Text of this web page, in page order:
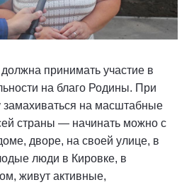
принимать участие в
на благо Родины. При
замахиваться на масштабные
страны — начинать можно с
дворе, на своей улице, в
люди в Кировке, в
живут активные,